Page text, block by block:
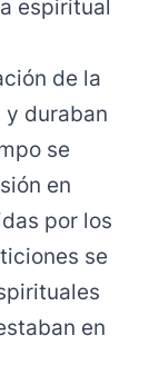
espiritual
de la
y duraban
se
en
por los
se
en